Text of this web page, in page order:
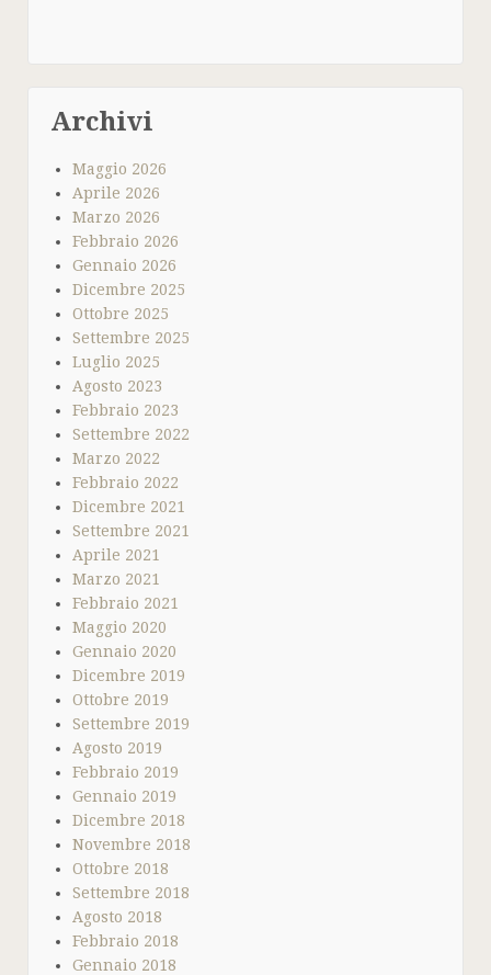
Archivi
Maggio 2026
Aprile 2026
Marzo 2026
Febbraio 2026
Gennaio 2026
Dicembre 2025
Ottobre 2025
Settembre 2025
Luglio 2025
Agosto 2023
Febbraio 2023
Settembre 2022
Marzo 2022
Febbraio 2022
Dicembre 2021
Settembre 2021
Aprile 2021
Marzo 2021
Febbraio 2021
Maggio 2020
Gennaio 2020
Dicembre 2019
Ottobre 2019
Settembre 2019
Agosto 2019
Febbraio 2019
Gennaio 2019
Dicembre 2018
Novembre 2018
Ottobre 2018
Settembre 2018
Agosto 2018
Febbraio 2018
Gennaio 2018